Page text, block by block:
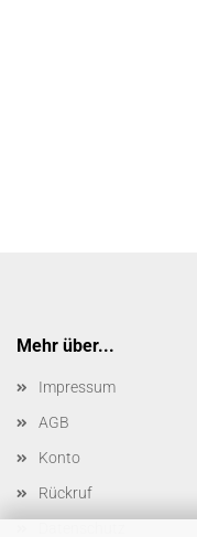
Mehr über...
Impressum
AGB
Konto
Rückruf